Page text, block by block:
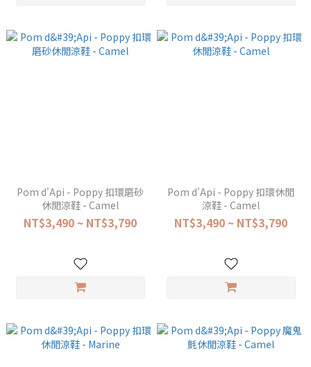
Pom d'Api - Poppy 扣環磨砂
休閒涼鞋 - Camel
NT$3,490 ~ NT$3,790
Pom d'Api - Poppy 扣環休閒
涼鞋 - Camel
NT$3,490 ~ NT$3,790